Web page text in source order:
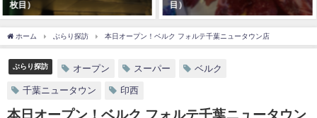
目）
2020年11月8日
ホーム ぶらり探訪 本日オープン！ベルク フォルテ千葉ニュータウン店
ぶらり探訪 オープン スーパー ベルク
千葉ニュータウン 印西
本日オープン！ベルク フォルテ千葉ニュータウン